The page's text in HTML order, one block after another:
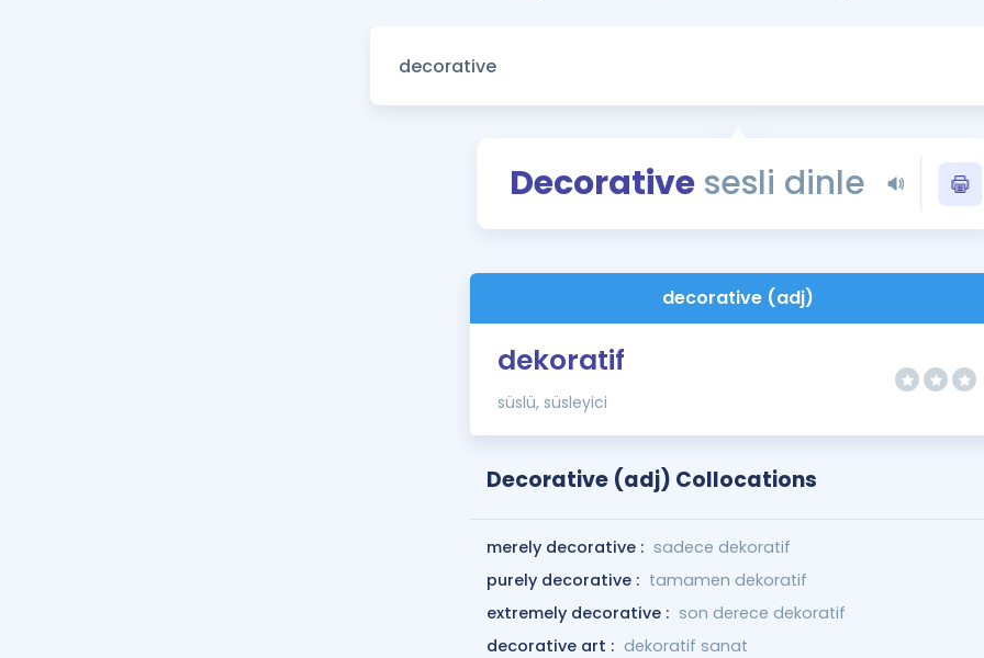
Tüm ÖSYM
YDS - YÖKDİL
İngilizce
Decorative sesli dinle
decorative (adj)
dekoratif
süslü, süsleyici
Decorative (adj) Collocations
merely decorative : sadece dekoratif
purely decorative : tamamen dekoratif
extremely decorative : son derece dekoratif
decorative art : dekoratif sanat